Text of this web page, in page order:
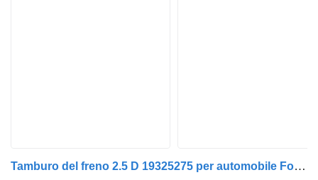
Tamburo del freno 2.5 D 19325275 per automobile Ford RANGER (ER, EQ)